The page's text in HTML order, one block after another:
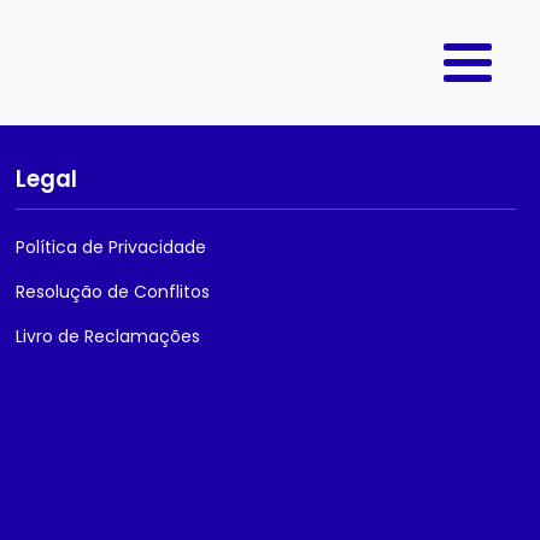
Legal
Política de Privacidade
Resolução de Conflitos
Livro de Reclamações